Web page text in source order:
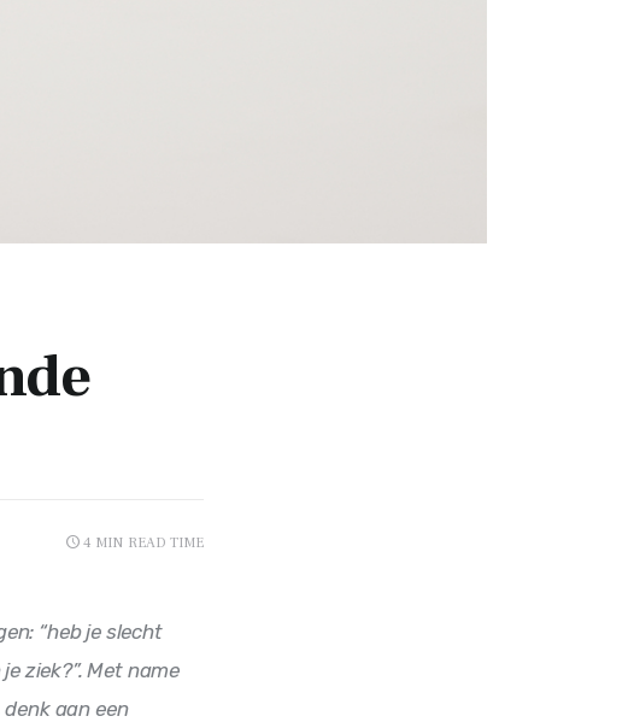
4 MIN READ TIME
“heb je slecht
ziek?”. Met name
aan een